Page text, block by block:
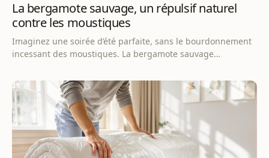
La bergamote sauvage, un répulsif naturel
contre les moustiques
Imaginez une soirée d’été parfaite, sans le bourdonnement
incessant des moustiques. La bergamote sauvage…